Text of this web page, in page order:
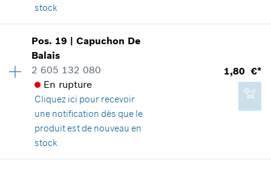
Ajouter au panier
2,47 €*
*Tous les prix sont TTC hors frais de port
Ajouter au panier
stock
Disponibilité 1
Groupe de prix
Informations pièces détachées
Adaptable sur outils
Positionner dans la vue éclatée
Pos. 19 |Capuchon De
Balais
2 605 132 080
En rupture
Cliquez ici pour recevoir
une notification dès que le
produit est de nouveau en
stock
1,80 €*